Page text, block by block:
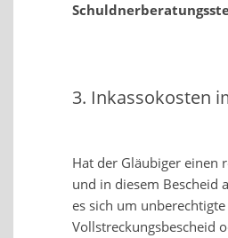
3. Inkassokosten
Hat der Gläubiger einen
und in diesem Bescheid
es sich um
Vollstreckungsbescheid